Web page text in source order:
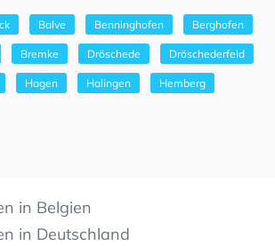
Balve Benninghofen Berghofen
Bremke Dröschede Dröschederfeld
Hagen Halingen Hemberg
in Belgien
in Deutschland